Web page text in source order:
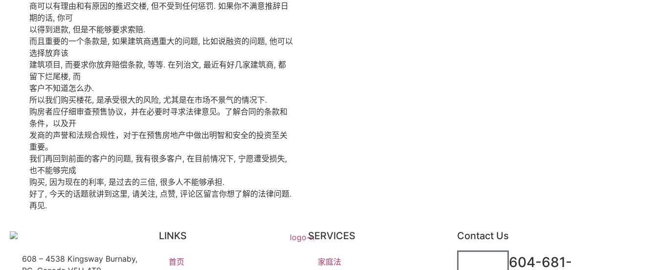
商可以有理由和有原因的推迟交楼, 但不受到任何惩罚. 如果你不满意推辞日
期的话, 你可
以得到退款, 但是不能够要求索赔.
而且重要的一个条款是, 如果建筑商遇重大的问题, 比如说融资的问题, 他可以
选择放弃该
建筑项目, 而要求你放弃赔偿条款, 等等. 在列治文, 最近有好几家建筑商, 都
留下烂尾楼, 而
客户不知道怎么办.
所以我们购买楼花, 是承受很大的风险, 尤其是在市场不景气的情况下.
购房者应仔细审查预售协议，并在必要时寻求法律意见。了解合同的条款和
条件，以及开
发商的声誉和法规合规性，对于在预售房地产中做出明智和安全的投资至关
重要。
我们再回到前面的客户的问题, 我有很多客户, 在目前情况下, 宁愿遭受损失,
也不能够完成
购买, 因为现在的利率, 是过去的三倍, 很多人不能够承担.
好了, 今天的话题就讲到这里, 请关注, 点赞, 评论区留言你想了解的法律问题.
再见.
608 – 4538 Kingsway Burnaby,
LINKS
首页
SERVICES
家庭法
Contact Us
604-681-